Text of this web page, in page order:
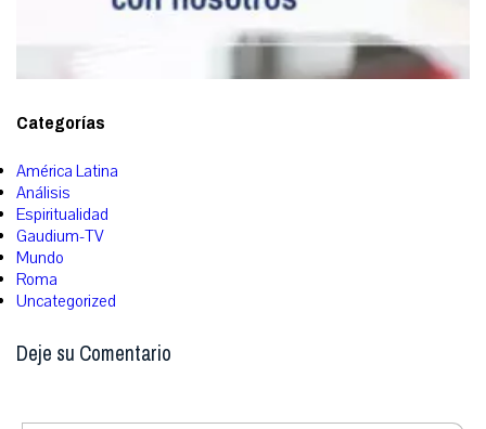
Categorías
América Latina
Análisis
Espiritualidad
Gaudium-TV
Mundo
Roma
Uncategorized
Deje su Comentario